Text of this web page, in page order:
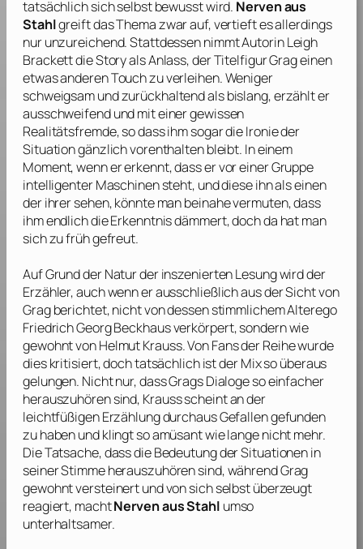
tatsächlich sich selbst bewusst wird. Nerven aus
Stahlgreift das Thema zwar auf, vertieft es allerdings
nur unzureichend. Stattdessen nimmt AutorinLeigh
Brackettdie Story als Anlass, der Titelfigur Grag einen
etwas anderen Touch zu verleihen. Weniger
schweigsam und zurückhaltend als bislang, erzählt er
ausschweifend und mit einer gewissen
Realitätsfremde, so dass ihm sogar die Ironie der
Situation gänzlich vorenthalten bleibt. In einem
Moment, wenn er erkennt, dass er vor einer Gruppe
intelligenter Maschinen steht, und diese ihn als einen
der ihrer sehen, könnte man beinahe vermuten, dass
ihm endlich die Erkenntnis dämmert, doch da hat man
sich zu früh gefreut.
Auf Grund der Natur der inszenierten Lesung wird der
Erzähler, auch wenn er ausschließlich aus der Sicht von
Grag berichtet, nicht von dessen stimmlichem Alterego
Friedrich Georg Beckhausverkörpert, sondern wie
gewohnt vonHelmut Krauss. Von Fans der Reihe wurde
dies kritisiert, doch tatsächlich ist der Mix so überaus
gelungen. Nicht nur, dass Grags Dialoge so einfacher
herauszuhören sind, Kraussscheint an der
leichtfüßigen Erzählung durchaus Gefallen gefunden
zu haben und klingt so amüsant wie lange nicht mehr.
Die Tatsache, dass die Bedeutung der Situationen in
seiner Stimme herauszuhören sind, während Grag
gewohnt versteinert und von sich selbst überzeugt
reagiert, machtNerven aus Stahl umso
unterhaltsamer.